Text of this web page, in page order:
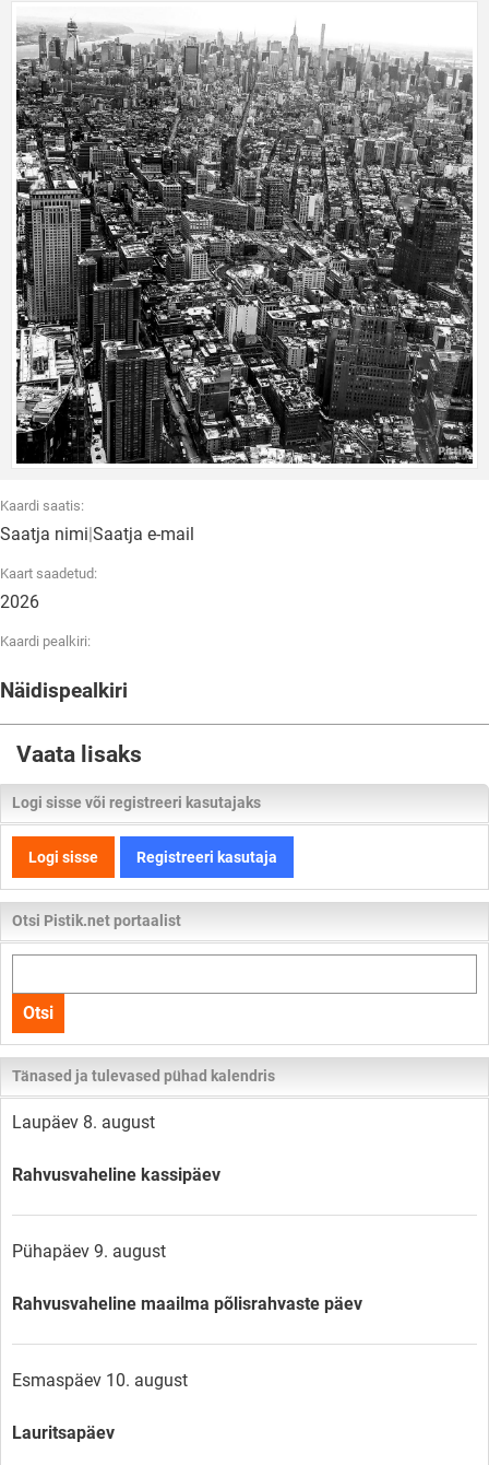
Kaardi saatis:
Saatja nimi|Saatja e-mail
Kaart saadetud:
2026
Kaardi pealkiri:
Näidispealkiri
Vaata lisaks
Logi sisse või registreeri kasutajaks
Logi sisse Registreeri kasutaja
Otsi Pistik.net portaalist
kogu
lehelt
Otsi
Tänased ja tulevased pühad kalendris
Laupäev 8. august
Rahvusvaheline kassipäev
Pühapäev 9. august
Rahvusvaheline maailma põlisrahvaste päev
Esmaspäev 10. august
Lauritsapäev